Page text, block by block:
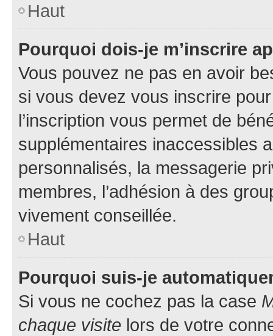
Haut
Pourquoi dois-je m’inscrire
Vous pouvez ne pas en avoir
si vous devez vous inscrire
l’inscription vous permet de
supplémentaires inaccessibles
personnalisés, la messagerie
membres, l’adhésion à des
vivement conseillée.
Haut
Pourquoi suis-je
Si vous ne cochez pas la case
chaque visite lors de votre